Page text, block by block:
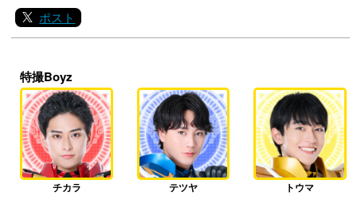
ポスト
特撮Boyz
チカラ テツヤ トウマ